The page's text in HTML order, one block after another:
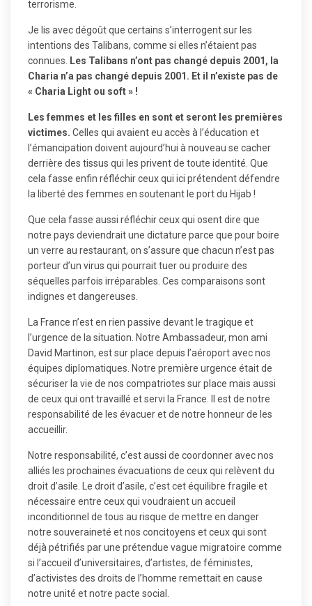
terrorisme.
Je lis avec dégoût que certains s’interrogent sur les
intentions des Talibans, comme si elles n’étaient pas
connues.
Les Talibans n’ont pas changé depuis 2001, la
Charia n’a pas changé depuis 2001. Et il n’existe pas de
« Charia Light ou soft » !
Les femmes et les filles en sont et seront les premières
victimes. Celles qui avaient eu accès à l’éducation et
l’émancipation doivent aujourd’hui à nouveau se cacher
derrière des tissus qui les privent de toute identité. Que
cela fasse enfin réfléchir ceux qui ici prétendent défendre
la liberté des femmes en soutenant le port du Hijab !
Que cela fasse aussi réfléchir ceux qui osent dire que
notre pays deviendrait une dictature parce que pour boire
un verre au restaurant, on s’assure que chacun n’est pas
porteur d’un virus qui pourrait tuer ou produire des
séquelles parfois irréparables. Ces comparaisons sont
indignes et dangereuses.
La France n’est en rien passive devant le tragique et
l’urgence de la situation. Notre Ambassadeur, mon ami
David Martinon, est sur place depuis l’aéroport avec nos
équipes diplomatiques. Notre première urgence était de
sécuriser la vie de nos compatriotes sur place mais aussi
de ceux qui ont travaillé et servi la France. Il est de notre
responsabilité de les évacuer et de notre honneur de les
accueillir.
Notre responsabilité, c’est aussi de coordonner avec nos
alliés les prochaines évacuations de ceux qui relèvent du
droit d’asile. Le droit d’asile, c’est cet équilibre fragile et
nécessaire entre ceux qui voudraient un accueil
inconditionnel de tous au risque de mettre en danger
notre souveraineté et nos concitoyens et ceux qui sont
déjà pétrifiés par une prétendue vague migratoire comme
si l’accueil d’universitaires, d’artistes, de féministes,
d’activistes des droits de l’homme remettait en cause
notre unité et notre pacte social.